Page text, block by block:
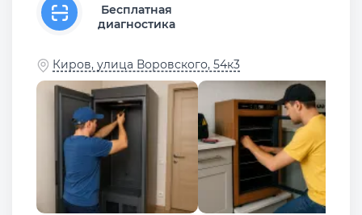
Бесплатная
диагностика
Киров, улица Воровского, 54к3